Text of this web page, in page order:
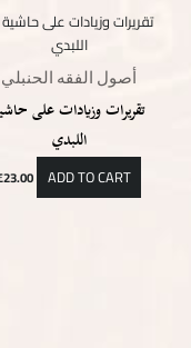
أصول الفقه الحنبلي
تقريرات وزيادات على
اللبدي
23.00 ADD TO CART